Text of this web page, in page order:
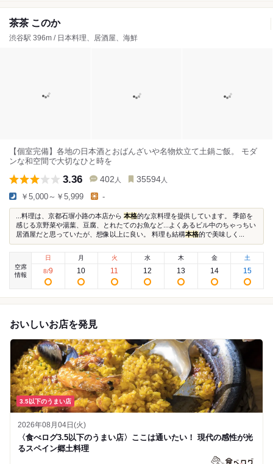
茶茶 このか
渋谷駅 396m / 日本料理、居酒屋、海鮮
【個室完備】各地の日本酒とおばんざいや名物炊立て土鍋ご飯。 モダ
ンな和空間で大切なひと時を
3.36 402 人 35594 人
￥5,000～￥5,999 -
...料理は、京都石塀小路の本店から 本格的な京料理を提供しています。 季節を
感じる京野菜や湯葉、豆腐、とれたてのお魚など...よくあるビル中のちゃっちい
居酒屋だと思っていたが、想像以上に良い。 料理も結構本格的で美味しく...
空席
情報
日
8/9
月
10
火
11
水
12
木
13
金
14
土
15
おいしいお店を発見
3.5以下のうまい店
2026年08月04日(火)
〈食べログ3.5以下のうまい店〉ここは通いたい！ 現代の感性が光
るスペイン郷土料理